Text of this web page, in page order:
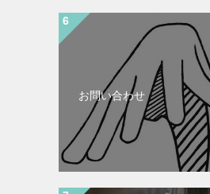
お問い合わせ